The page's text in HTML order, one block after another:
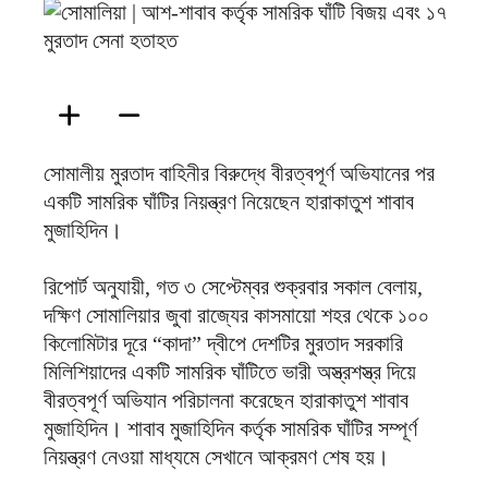
সোমালীয় মুরতাদ বাহিনীর বিরুদ্ধে বীরত্বপূর্ণ অভিযানের পর
একটি সামরিক ঘাঁটির নিয়ন্ত্রণ নিয়েছেন হারাকাতুশ শাবাব
মুজাহিদিন।
রিপোর্ট অনুযায়ী, গত ৩ সেপ্টেম্বর শুক্রবার সকাল বেলায়,
দক্ষিণ সোমালিয়ার জুবা রাজ্যের কাসমায়ো শহর থেকে ১০০
কিলোমিটার দূরে “কাদা” দ্বীপে দেশটির মুরতাদ সরকারি
মিলিশিয়াদের একটি সামরিক ঘাঁটিতে ভারী অস্ত্রশস্ত্র দিয়ে
বীরত্বপূর্ণ অভিযান পরিচালনা করেছেন হারাকাতুশ শাবাব
মুজাহিদিন। শাবাব মুজাহিদিন কর্তৃক সামরিক ঘাঁটির সম্পূর্ণ
নিয়ন্ত্রণ নেওয়া মাধ্যমে সেখানে আক্রমণ শেষ হয়।